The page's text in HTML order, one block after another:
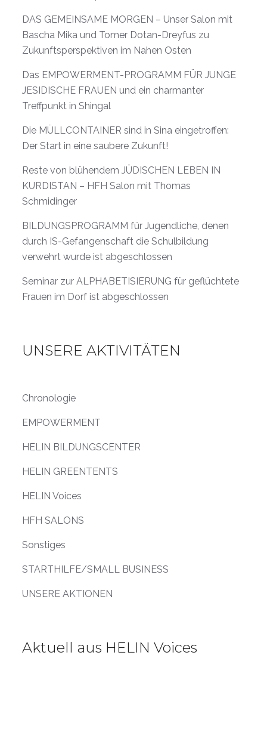
DAS GEMEINSAME MORGEN – Unser Salon mit
Bascha Mika und Tomer Dotan-Dreyfus zu
Zukunftsperspektiven im Nahen Osten
Das EMPOWERMENT-PROGRAMM FÜR JUNGE
JESIDISCHE FRAUEN und ein charmanter
Treffpunkt in Shingal
Die MÜLLCONTAINER sind in Sina eingetroffen:
Der Start in eine saubere Zukunft!
Reste von blühendem JÜDISCHEN LEBEN IN
KURDISTAN – HFH Salon mit Thomas
Schmidinger
BILDUNGSPROGRAMM für Jugendliche, denen
durch IS-Gefangenschaft die Schulbildung
verwehrt wurde ist abgeschlossen
Seminar zur ALPHABETISIERUNG für geflüchtete
Frauen im Dorf ist abgeschlossen
UNSERE AKTIVITÄTEN
Chronologie
EMPOWERMENT
HELIN BILDUNGSCENTER
HELIN GREENTENTS
HELIN Voices
HFH SALONS
Sonstiges
STARTHILFE/SMALL BUSINESS
UNSERE AKTIONEN
Aktuell aus HELIN Voices